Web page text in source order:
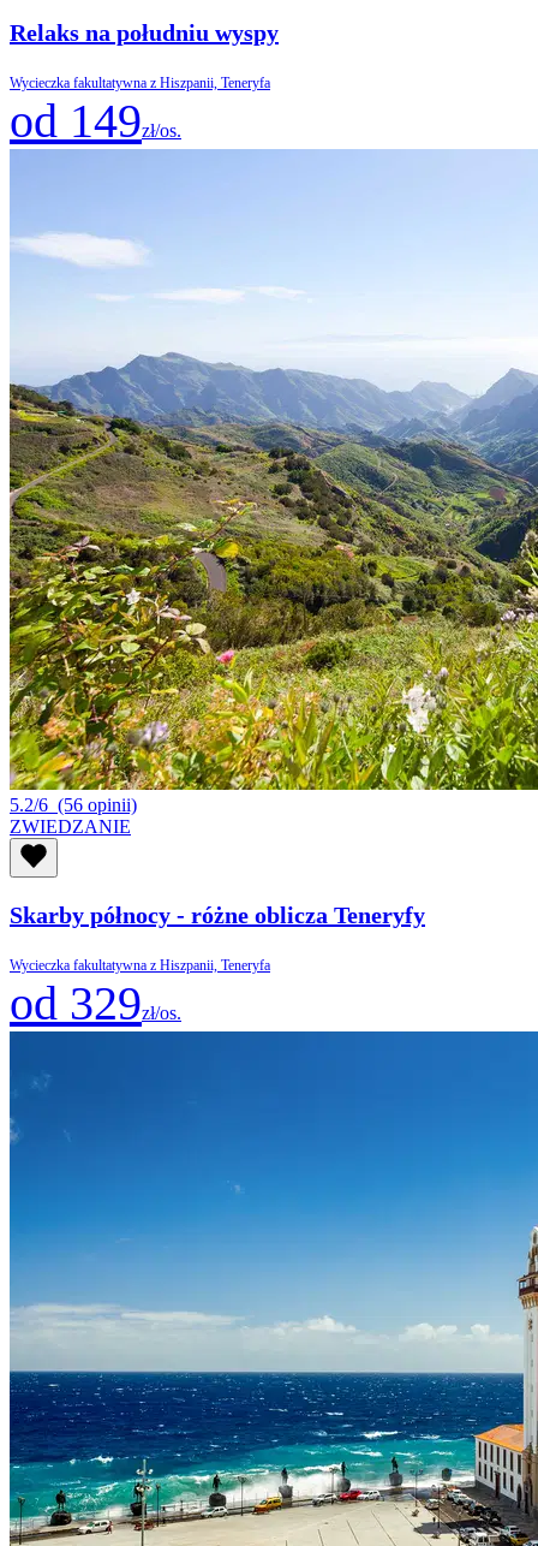
Relaks na południu wyspy
Wycieczka fakultatywna z Hiszpanii, Teneryfa
od 149zł/os.
5.2/6 (56 opinii)
ZWIEDZANIE
Skarby północy - różne oblicza Teneryfy
Wycieczka fakultatywna z Hiszpanii, Teneryfa
od 329zł/os.